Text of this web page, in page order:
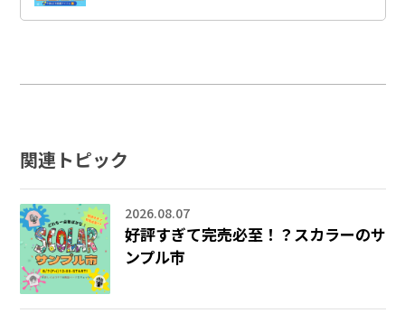
関連トピック
2026.08.07
好評すぎて完売必至！？スカラーのサ
ンプル市